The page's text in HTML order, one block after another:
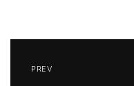
PREV